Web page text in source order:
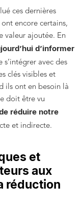
ces dernières
encore certains,
valeur ajoutée. En
d’informer
s’intégrer avec des
clés visibles et
ils ont en besoin là
doit être vu
réduire notre
et indirecte.
et
aux
réduction